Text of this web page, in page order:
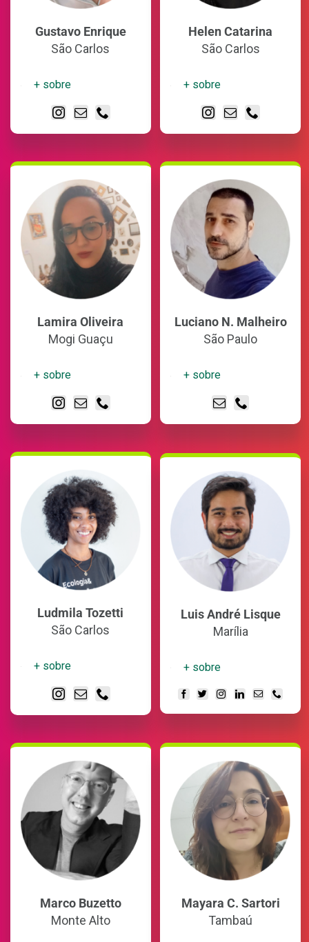
Gustavo Enrique
São Carlos
+ sobre
Helen Catarina
São Carlos
+ sobre
Lamira Oliveira
Mogi Guaçu
+ sobre
Luciano N. Malheiro
São Paulo
+ sobre
Ludmila Tozetti
São Carlos
+ sobre
Luis André Lisque
Marília
+ sobre
Marco Buzetto
Monte Alto
Mayara C. Sartori
Tambaú